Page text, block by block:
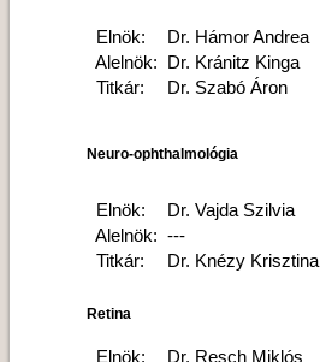
Elnök:
Alelnök:
Titkár:
Dr. Hámor Andrea
Dr. Kránitz Kinga
Dr. Szabó Áron
Neuro-ophthalmológia
Elnök:
Alelnök:
Titkár:
Dr. Vajda Szilvia
---
Dr. Knézy Krisztina
Retina
Elnök:
Dr. Resch Miklós